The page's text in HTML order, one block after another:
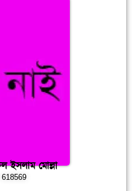
ইসলাম মোল্লা
618569